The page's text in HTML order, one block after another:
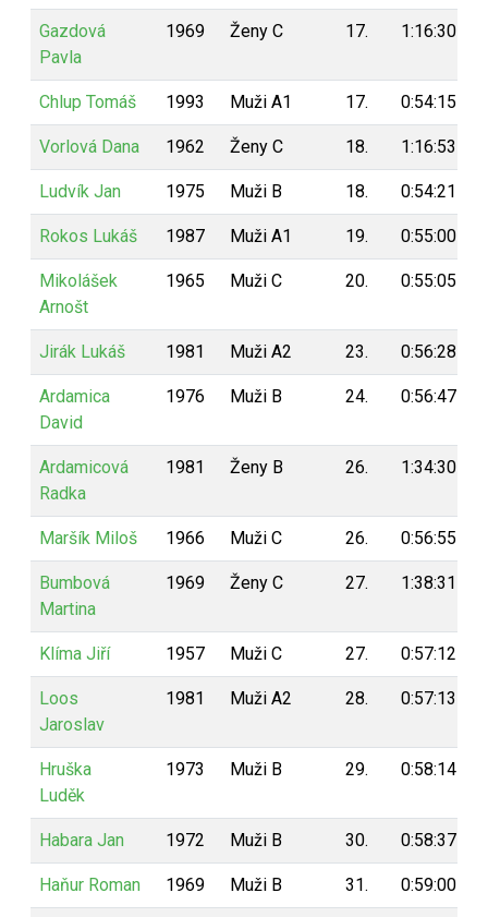
Gazdová
Pavla
1969 Ženy C 17. 1:16:30
Chlup Tomáš 1993 Muži A1 17. 0:54:15
Vorlová Dana 1962 Ženy C 18. 1:16:53
Ludvík Jan 1975 Muži B 18. 0:54:21
Rokos Lukáš 1987 Muži A1 19. 0:55:00
Mikolášek
Arnošt
1965 Muži C 20. 0:55:05
Jirák Lukáš 1981 Muži A2 23. 0:56:28
Ardamica
David
1976 Muži B 24. 0:56:47
Ardamicová
Radka
1981 Ženy B 26. 1:34:30
Maršík Miloš 1966 Muži C 26. 0:56:55
Bumbová
Martina
1969 Ženy C 27. 1:38:31
Klíma Jiří 1957 Muži C 27. 0:57:12
Loos
Jaroslav
1981 Muži A2 28. 0:57:13
Hruška
Luděk
1973 Muži B 29. 0:58:14
Habara Jan 1972 Muži B 30. 0:58:37
Haňur Roman 1969 Muži B 31. 0:59:00